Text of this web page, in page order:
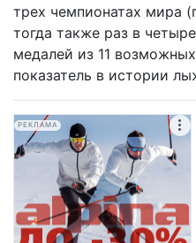
трех чемпионатах мира
тогда также раз в
медалей из 11
показатель в истории
РЕКЛАМА